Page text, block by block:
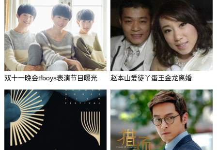
双十一晚会tfboys表演节目曝光 赵本山爱徒丫蛋王金龙离婚